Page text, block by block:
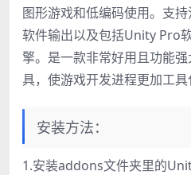
图形游戏和低编码使用。支
软件输出以及包括Unity Pro
擎。是一款非常好用且功能
具，使游戏开发进程更加工具
安装方法：
1.安装addons文件夹里的